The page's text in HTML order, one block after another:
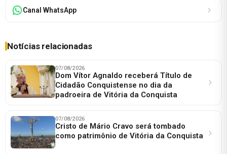
Canal WhatsApp
Notícias relacionadas
07/08/2026
Dom Vítor Agnaldo receberá Título de
Cidadão Conquistense no dia da
padroeira de Vitória da Conquista
07/08/2026
Cristo de Mário Cravo será tombado
como patrimônio de Vitória da Conquista